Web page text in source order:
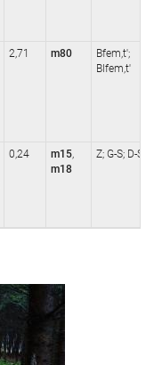
2,71 m80
Bfem,t';
Blfem,t'
0,24 m15,
m18
Z; G-S; D-S